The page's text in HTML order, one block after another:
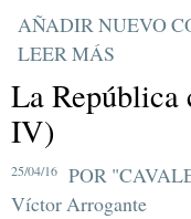
AÑADIR NUEVO
LEER MÁS
La República
IV)
25/04/16
POR
Víctor Arrogante